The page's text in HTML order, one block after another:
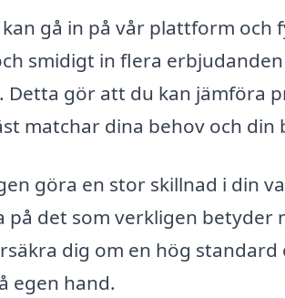
gå in på vår plattform och
smidigt in flera
gör att du kan jämföra
matchar dina behov och din
göra en stor skillnad i din
det som verkligen betyder
dig om en hög standard
egen hand.